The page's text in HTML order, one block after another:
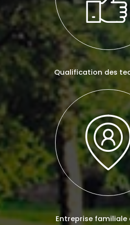
Qualification des
Entreprise familiale